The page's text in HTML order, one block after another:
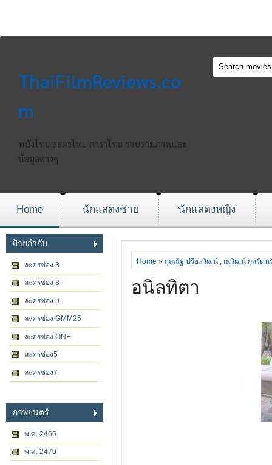
ThaiFilmReviews.co
m
หนังไทย ละครไทย ดาราไทย รวบรวมภาพและ
ข้อมูลต่างๆ
Home นักแสดงชาย นักแสดงหญิง
ป้ายกำกับ
ละครช่อง 3
ละครช่อง 8
ละครช่อง 9
ละครช่อง GMM25
ละครช่อง ONE
ละครช่อง5
ละครช่อง7
ภาพยนตร์
พ.ศ. 2466
พ.ศ. 2470
Home » กุลณัฐ ปรียะวัฒน์ , ณวัฒน์ กุลรัตน
อนิลทิตา